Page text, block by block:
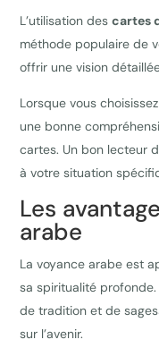
L’utilisation descartes
méthode populaire de
offrir une vision
Lorsque vous
une bonne
cartes. Un bon lecteur
à votre situation
Les
arabe
La voyance arabe est
sa spiritualité profonde.
de tradition et de
sur l’avenir.